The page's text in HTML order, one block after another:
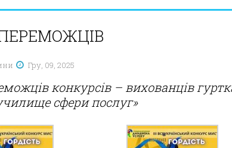
Гру, 09, 2025
конкурсів – вихованців
сфери послуг»